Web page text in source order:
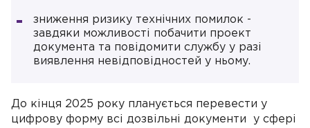
зниження ризику технічних помилок -
завдяки можливості побачити проект
документа та повідомити службу у разі
виявлення невідповідностей у ньому.
До кінця 2025 року планується перевести у
цифрову форму всі дозвільні документи у сфері